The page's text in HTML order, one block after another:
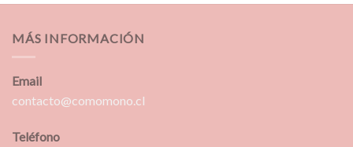
MÁS INFORMACIÓN
Email
contacto@comomono.cl
Teléfono